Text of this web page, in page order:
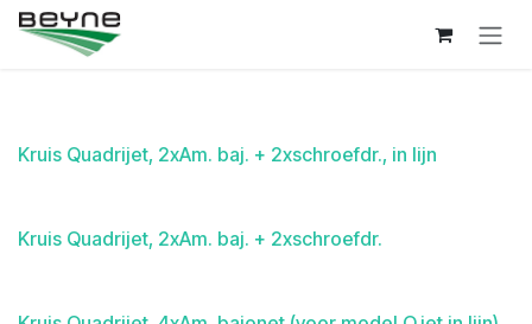
Overslaan naar inhoud
Kruis Quadrijet, 2xAm. baj. + 2xschroefdr., in lijn
Kruis Quadrijet, 2xAm. baj. + 2xschroefdr.